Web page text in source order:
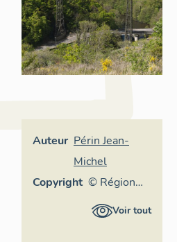
Auteur Périn Jean-
Michel
Copyright © Région
Auvergne -
Voir tout